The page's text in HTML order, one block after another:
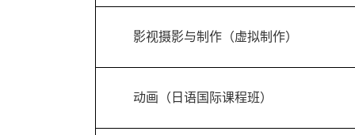
影视摄影与制作（虚拟制作）
动画（日语国际课程班）